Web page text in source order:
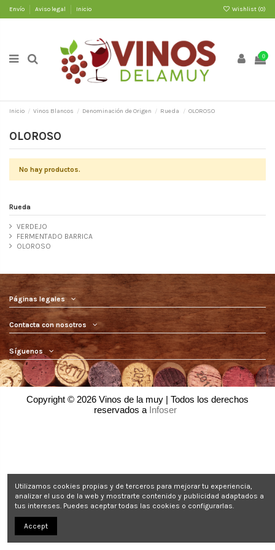
Envío Aviso legal Inicio Wishlist (0)
0
Inicio Vinos Blancos Denominación de Origen Rueda OLOROSO
OLOROSO
No hay productos.
Rueda
VERDEJO
FERMENTADO BARRICA
OLOROSO
Páginas legales
Contacta con nosotros
Síguenos
Copyright © 2026 Vinos de la muy | Todos los derechos
reservados a Infosero
Utilizamos cookies propias y de terceros para mejorar tu experiencia,
analizar el uso de la web y mostrarte contenido y publicidad adaptados a
tus intereses. Puedes aceptar todas las cookies o configurarlas.
Accept